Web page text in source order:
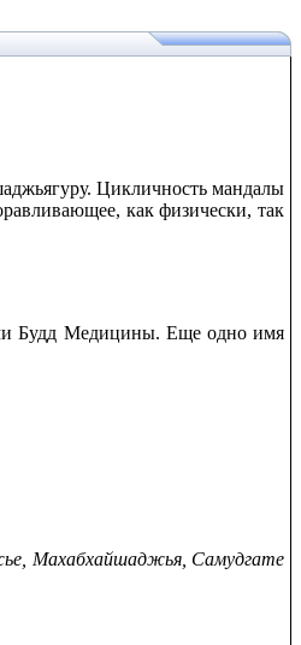
Цикличность мандалы
как физически, так
Будд Медицины. Еще одно имя
Махабхайшаджья, Самудгате